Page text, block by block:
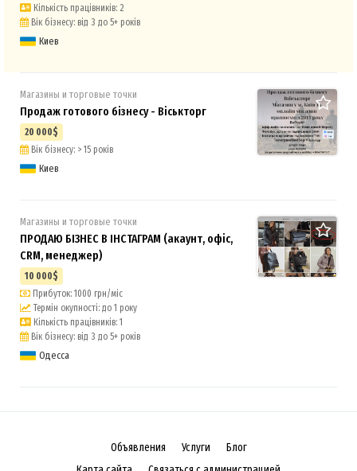
Кількість працівників: 2
Вік бізнесу: від 3 до 5+ років
Киев
Магазины и торговые точки
Продаж готового бізнесу - Віськторг
20 000$
Вік бізнесу: > 15 років
Киев
Магазины и торговые точки
ПРОДАЮ БІЗНЕС В ІНСТАГРАМ (акаунт, офіс,
CRM, менеджер)
10 000$
Прибуток: 1000 грн/міс
Термін окупності: до 1 року
Кількість працівників: 1
Вік бізнесу: від 3 до 5+ років
Одесса
Объявления Услуги
Блог